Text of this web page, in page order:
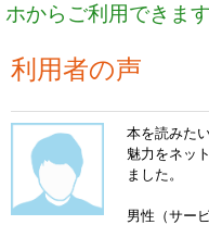
ホからご利用できます
利用者の声
本を読みた
魅力をネッ
ました。
男性（サー